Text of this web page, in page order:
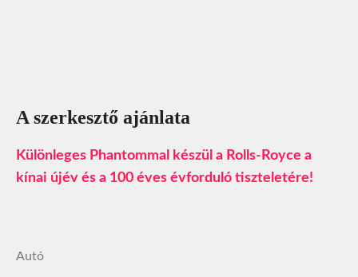
A szerkesztő ajánlata
Különleges Phantommal készül a Rolls-Royce a
kínai újév és a 100 éves évforduló tiszteletére!
Autó